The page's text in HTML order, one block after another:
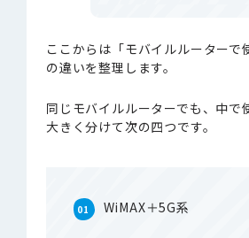
ここからは「モバイルルーターで
の違いを整理します。
同じモバイルルーターでも、中で
大きく分けて次の四つです。
WiMAX＋5G系